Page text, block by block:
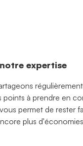
expertise
points à prendre en
permet de rester
plus